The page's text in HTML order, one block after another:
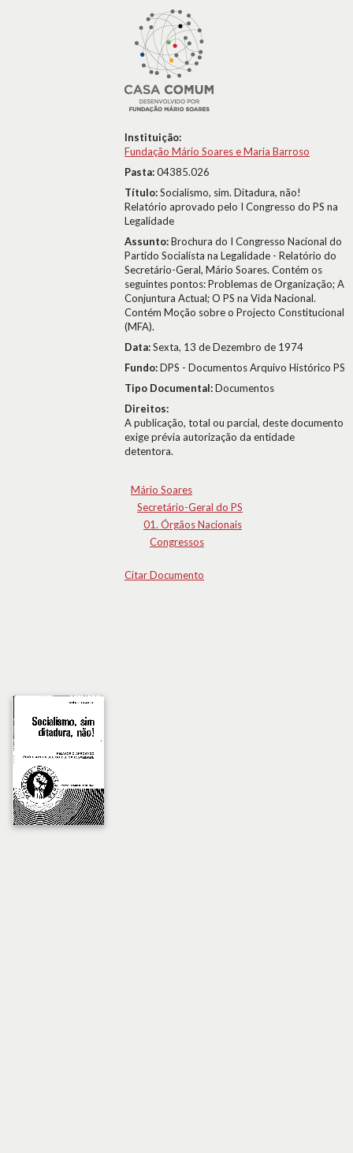
Instituição:
Fundação Mário Soares e Maria Barroso
Pasta:04385.026
Título:Socialismo, sim. Ditadura, não!
Relatório aprovado pelo I Congresso do PS na
Legalidade
Assunto:Brochura do I Congresso Nacional do
Partido Socialista na Legalidade - Relatório do
Secretário-Geral, Mário Soares. Contém os
seguintes pontos: Problemas de Organização; A
Conjuntura Actual; O PS na Vida Nacional.
Contém Moção sobre o Projecto Constitucional
(MFA).
Data:Sexta, 13 de Dezembro de 1974
Fundo:DPS - Documentos Arquivo Histórico PS
Tipo Documental:Documentos
Direitos:
A publicação, total ou parcial, deste documento
exige prévia autorização da entidade
detentora.
Mário Soares
Secretário-Geral do PS
01. Órgãos Nacionais
Congressos
Citar Documento